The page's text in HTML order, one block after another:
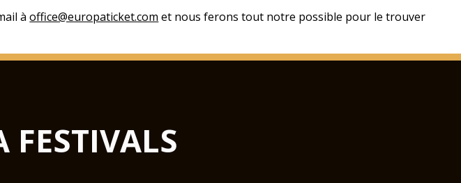
àoffice@europaticket.com et nous ferons tout notre possible pour le trouver
FESTIVALS